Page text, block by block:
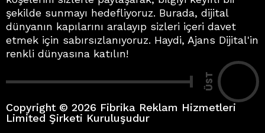
şekilde sunmayı hedefliyoruz. Burada, dijital
dünyanın kapılarını aralayıp sizleri içeri davet
etmek için sabırsızlanıyoruz. Haydi, Ajans Dijital'in
renkli dünyasına katılın!
ÜST
Copyright © 2026 Fibrika Reklam Hizmetleri
Limited Şirketi Kuruluşudur